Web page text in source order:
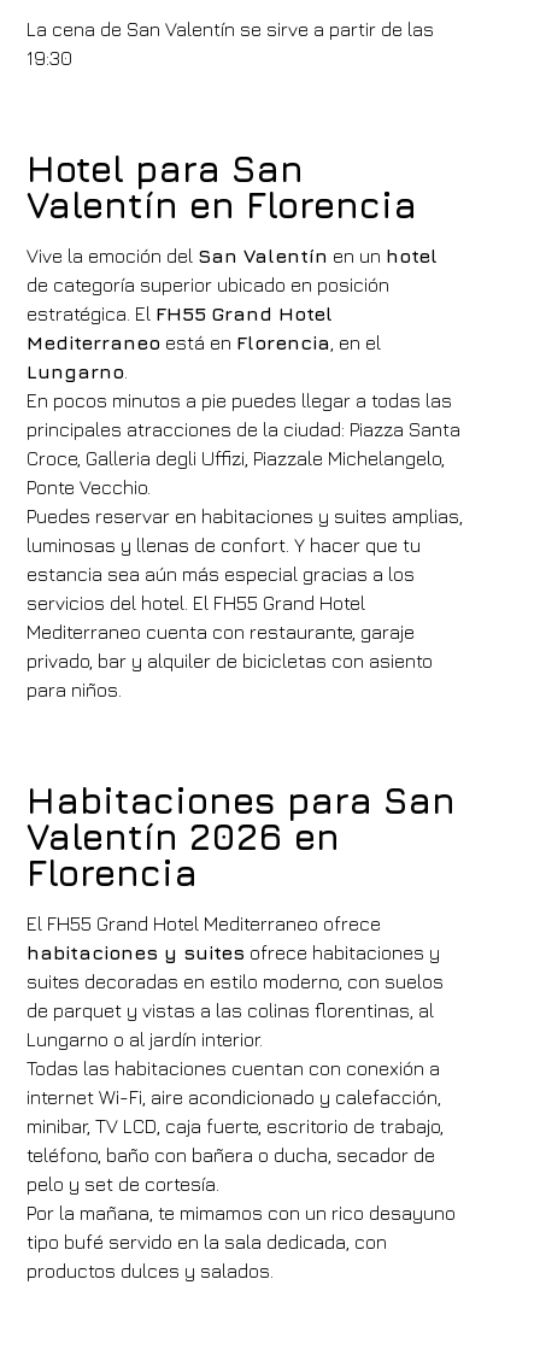
La cena de San Valentín se sirve a partir de las
19:30
Hotel para San
Valentín en Florencia
Vive la emoción del San Valentín en un hotel
de categoría superior ubicado en posición
estratégica. El FH55 Grand Hotel
Mediterraneo está en Florencia , en el
Lungarno
En pocos minutos a pie puedes llegar a todas las
principales atracciones de la ciudad: Piazza Santa
Croce, Galleria degli Uffizi, Piazzale Michelangelo,
Ponte Vecchio.
Puedes reservar en habitaciones y suites amplias,
luminosas y llenas de confort. Y hacer que tu
estancia sea aún más especial gracias a los
servicios del hotel. El FH55 Grand Hotel
Mediterraneo cuenta con restaurante, garaje
privado, bar y alquiler de bicicletas con asiento
para niños.
Habitaciones para San
Valentín 2026 en
Florencia
El FH55 Grand Hotel Mediterraneo ofrece
habitaciones y suites ofrece habitaciones y
suites decoradas en estilo moderno, con suelos
de parquet y vistas a las colinas florentinas, al
Lungarno o al jardín interior.
Todas las habitaciones cuentan con conexión a
internet Wi-Fi, aire acondicionado y calefacción,
minibar, TV LCD, caja fuerte, escritorio de trabajo,
teléfono, baño con bañera o ducha, secador de
pelo y set de cortesía.
Por la mañana, te mimamos con un rico desayuno
tipo bufé servido en la sala dedicada, con
productos dulces y salados.